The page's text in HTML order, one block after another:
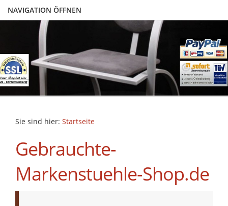
NAVIGATION ÖFFNEN
Sie sind hier: Startseite
Gebrauchte-
Markenstuehle-Shop.de